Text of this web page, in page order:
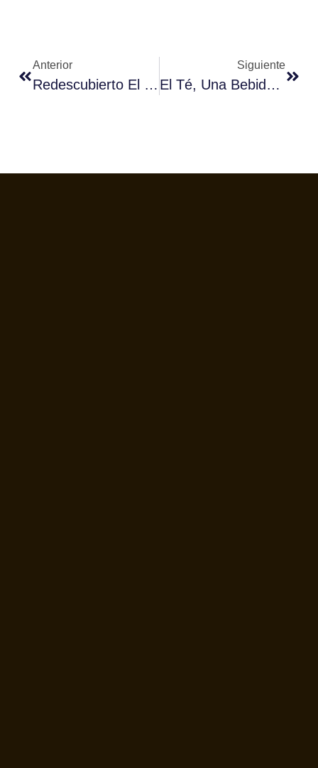
Anterior
Redescubierto El Coffea Stenophylla
Siguiente
El Té, Una Bebida Milenaria